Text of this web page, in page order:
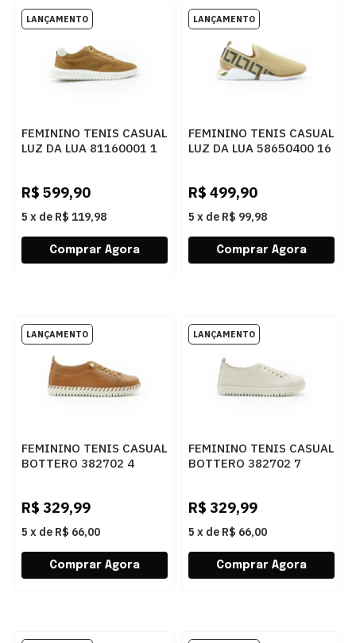
FEMININO TENIS CASUAL
LUZ DA LUA 81160001 1
R$ 599,90
5 x de R$ 119,98
FEMININO TENIS CASUAL
LUZ DA LUA 58650400 16
R$ 499,90
5 x de R$ 99,98
FEMININO TENIS CASUAL
BOTTERO 382702 4
R$ 329,99
5 x de R$ 66,00
FEMININO TENIS CASUAL
BOTTERO 382702 7
R$ 329,99
5 x de R$ 66,00